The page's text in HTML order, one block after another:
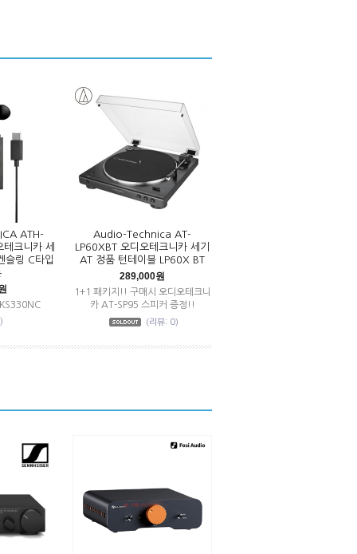
ATH-
크니카 세
슬링 C타입
Audio-Technica AT-
LP60XBT 오디오테크니카 세기
AT 정품 턴테이블 LP60X BT
289,000원
1+1 패키지!! 구매시 오디오테크니
카 AT-SP95 스피커 증정!!
(리뷰: 0)